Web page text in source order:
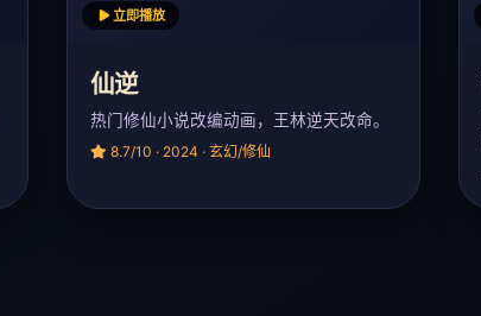
立即播放
仙逆
热门修仙小说改编动画，王林逆天改命。
8.7/10 · 2024 · 玄幻/修仙